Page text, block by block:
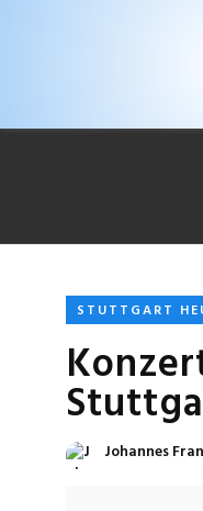
STUTTGART
Johannes